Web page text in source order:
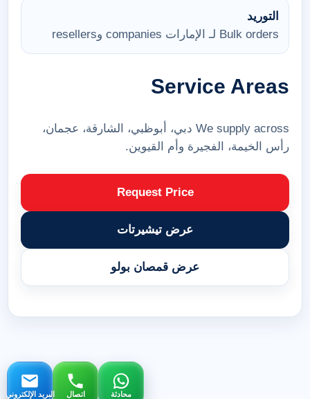
التوريد
Bulk orders لـ الإمارات companies وresellers
Service Areas
We supply across دبي، أبوظبي، الشارقة، عجمان،
رأس الخيمة، الفجيرة وأم القيوين.
Request Price
عرض تيشيرتات
عرض قمصان بولو
محادثة اتصال البريد الإلكتروني